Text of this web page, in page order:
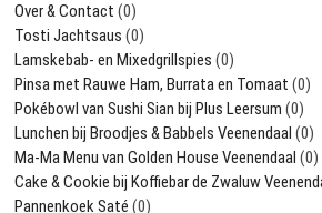
Over & Contact (0)
Tosti Jachtsaus (0)
Lamskebab- en Mixedgrillspies (0)
Pinsa met Rauwe Ham, Burrata en Tomaat (0)
Pokébowl van Sushi Sian bij Plus Leersum (0)
Lunchen bij Broodjes & Babbels Veenendaal (0)
Ma-Ma Menu van Golden House Veenendaal (0)
Cake & Cookie bij Koffiebar de Zwaluw
Pannenkoek Saté (0)